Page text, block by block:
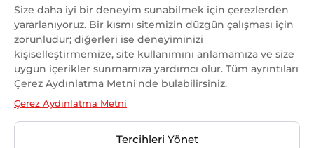
© 2025 Kuzeyboru Tüm Hakları Saklıdır |DESIGN BY
Size daha iyi bir deneyim sunabilmek için çerezlerden
yararlanıyoruz. Bir kısmı sitemizin düzgün çalışması için
zorunludur; diğerleri ise deneyiminizi
kişiselleştirmemize, site kullanımını anlamamıza ve size
uygun içerikler sunmamıza yardımcı olur. Tüm ayrıntıları
Çerez Aydınlatma Metni'nde bulabilirsiniz.
Çerez Aydınlatma Metni
Tercihleri Yönet